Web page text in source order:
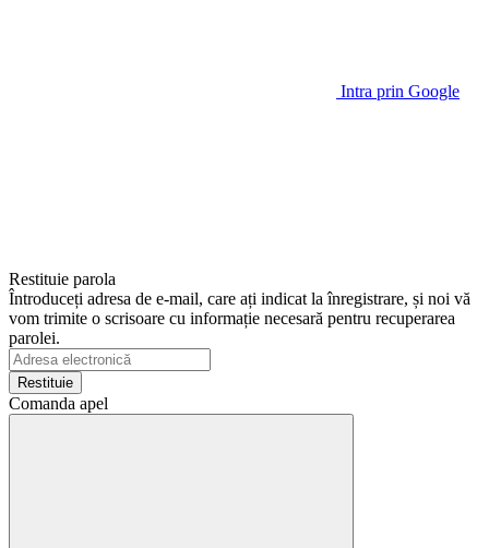
Intra prin Google
Restituie parola
Întroduceți adresa de e-mail, care ați indicat la înregistrare, și noi vă
vom trimite o scrisoare cu informație necesară pentru recuperarea
parolei.
Restituie
Comanda apel